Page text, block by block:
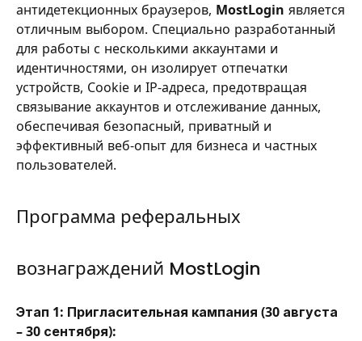
антидетекционных браузеров, MostLogin является
отличным выбором. Специально разработанный
для работы с несколькими аккаунтами и
идентичностями, он изолирует отпечатки
устройств, Cookie и IP-адреса, предотвращая
связывание аккаунтов и отслеживание данных,
обеспечивая безопасный, приватный и
эффективный веб-опыт для бизнеса и частных
пользователей.
Программа реферальных
вознаграждений MostLogin
Этап 1: Пригласительная кампания (30 августа
– 30 сентября):